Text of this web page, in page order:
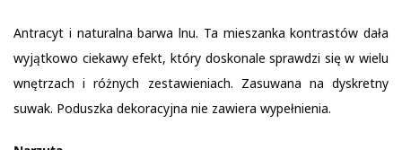
Antracyt i naturalna barwa lnu. Ta mieszanka kontrastów dała
wyjątkowo ciekawy efekt, który doskonale sprawdzi się w wielu
wnętrzach i różnych zestawieniach. Zasuwana na dyskretny
suwak. Poduszka dekoracyjna nie zawiera wypełnienia.